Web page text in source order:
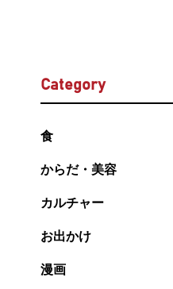
Category
食
からだ・美容
カルチャー
お出かけ
漫画